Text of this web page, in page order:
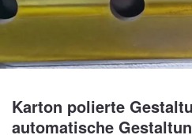
Karton polierte
automatische